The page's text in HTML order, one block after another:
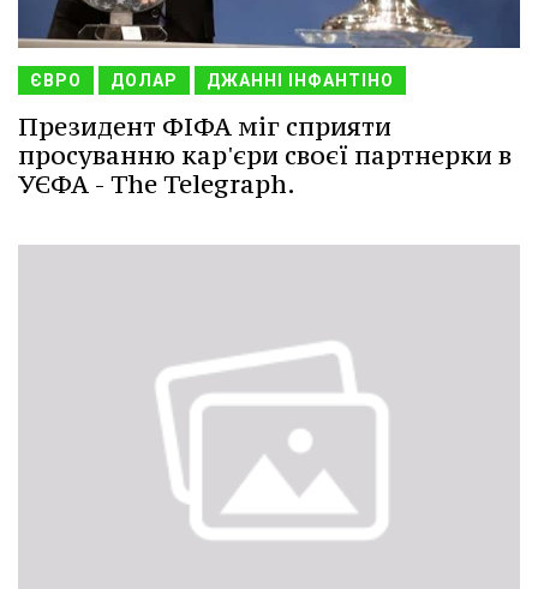
ЄВРО ДОЛАР ДЖАННІ ІНФАНТІНО
Президент ФІФА міг сприяти
просуванню кар'єри своєї партнерки в
УЄФА - The Telegraph.